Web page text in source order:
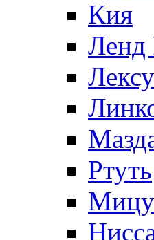
Кия
Ленд
Ртуть